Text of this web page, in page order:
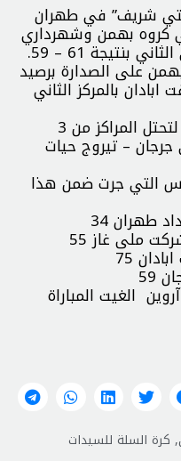
شريف” في طهران
كروه بهمن وشهرداري
بنتيجة 61 – 59.
على الصدارة برصيد
بالمركز الثاني
وجاءت ثلاث فرق بنفس الرصيد لتحتل المراكز من 3
– تيروج حيات
التي جرت ضمن هذا
الغيت المباراة
, كرة السلة للسيدات